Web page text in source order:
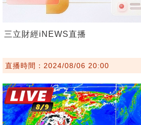
三立財經iNEWS直播
直播時間：2024/08/06 20:00